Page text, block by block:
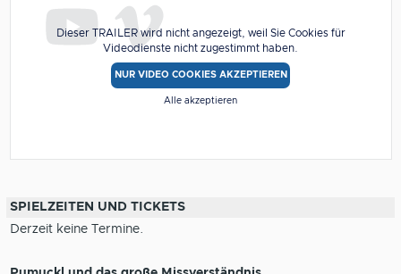
Dieser TRAILER wird nicht angezeigt, weil Sie Cookies für
Videodienste nicht zugestimmt haben.
NUR VIDEO COOKIES AKZEPTIEREN
Alle akzeptieren
SPIELZEITEN UND TICKETS
Derzeit keine Termine.